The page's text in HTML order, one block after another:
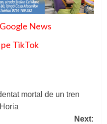
News
TikTok
mortal de un tren
Next: